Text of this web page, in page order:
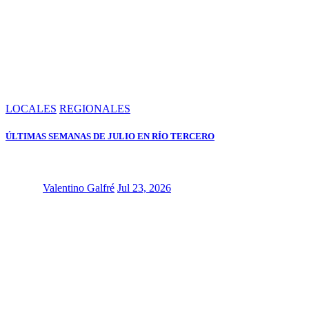
LOCALES REGIONALES
ÚLTIMAS SEMANAS DE JULIO EN RÍO TERCERO
Valentino Galfré Jul 23, 2026